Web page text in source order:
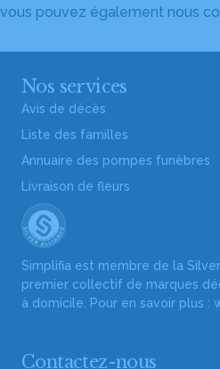
vous pouvez également nous
Nos services
Avis de décès
Liste des familles
Annuaire des pompes funèbres
Livraison de fleurs
Simplifia est membre de la Silver
premier collectif de marques
à domicile. Pour en savoir plus :
Contactez-nous